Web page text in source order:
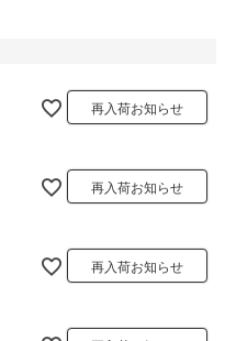
再入荷お知らせ
再入荷お知らせ
再入荷お知らせ